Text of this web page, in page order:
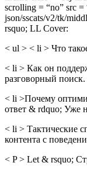
scrolling = “no” src
json/sscats/v2/tk/
rsquo; LL Cover:
< ul > < li > Что
< li > Как он
разговорный поиск.
< li >Почему
ответ & rdquo; Уже
< li > Тактические
контента с
< P > Let & rsquo;